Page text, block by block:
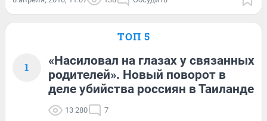
ТОП 5
1
«Насиловал на глазах у связанных
родителей». Новый поворот в
деле убийства россиян в Таиланде
13 280 7